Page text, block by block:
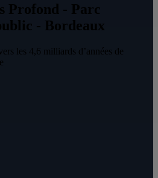
Profond - Parc
- Bordeaux
les 4,6 milliards d’années de